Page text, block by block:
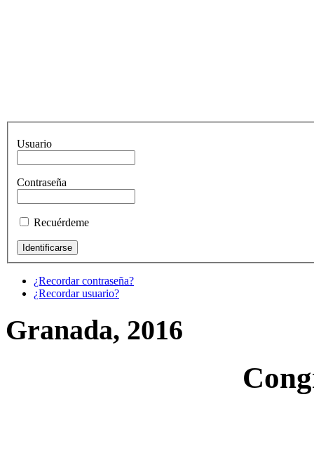
Usuario
Contraseña
Recuérdeme
¿Recordar contraseña?
¿Recordar usuario?
Granada, 2016